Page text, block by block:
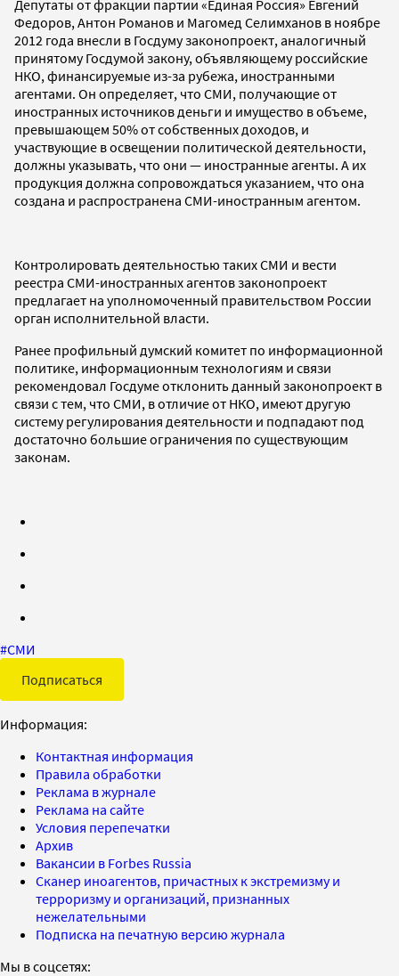
Депутаты от фракции партии «Единая Россия» Евгений
Федоров, Антон Романов и Магомед Селимханов в ноябре
2012 года внесли в Госдуму законопроект, аналогичный
принятому Госдумой закону, объявляющему российские
НКО, финансируемые из-за рубежа, иностранными
агентами. Он определяет, что СМИ, получающие от
иностранных источников деньги и имущество в объеме,
превышающем 50% от собственных доходов, и
участвующие в освещении политической деятельности,
должны указывать, что они — иностранные агенты. А их
продукция должна сопровождаться указанием, что она
создана и распространена СМИ-иностранным агентом.
Контролировать деятельностью таких СМИ и вести
реестра СМИ-иностранных агентов законопроект
предлагает на уполномоченный правительством России
орган исполнительной власти.
Ранее профильный думский комитет по информационной
политике, информационным технологиям и связи
рекомендовал Госдуме отклонить данный законопроект в
связи с тем, что СМИ, в отличие от НКО, имеют другую
систему регулирования деятельности и подпадают под
достаточно большие ограничения по существующим
законам.
#СМИ
Подписаться
Информация:
Контактная информация
Правила обработки
Реклама в журнале
Реклама на сайте
Условия перепечатки
Архив
Вакансии в Forbes Russia
Сканер иноагентов, причастных к экстремизму и
терроризму и организаций, признанных
нежелательными
Подписка на печатную версию журнала
Мы в соцсетях: